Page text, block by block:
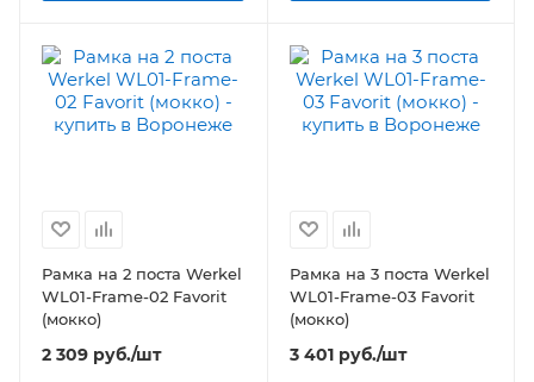
Рамка на 2 поста Werkel
WL01-Frame-02 Favorit
(мокко)
2 309 руб./шт
Рамка на 3 поста Werkel
WL01-Frame-03 Favorit
(мокко)
3 401руб./шт